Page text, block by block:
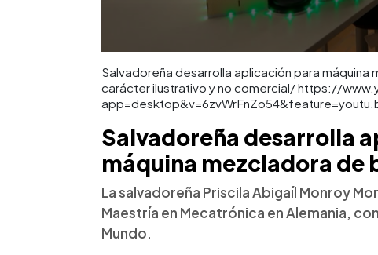
Salvadoreña desarrolla aplicación para
carácter ilustrativo y no comercial/ https://
Salvadoreña desarrolla
máquina mezcladora de
La salvadoreña Priscila Abigaíl Monroy
Maestría en Mecatrónica en Alemania,
Mundo.